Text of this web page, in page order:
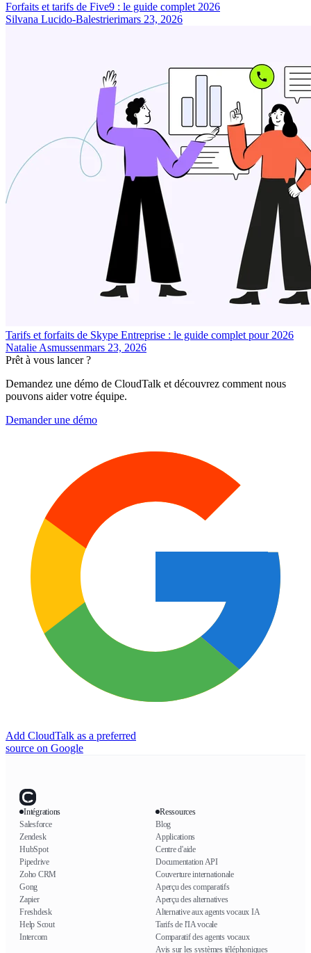
Forfaits et tarifs de Five9 : le guide complet 2026
Silvana Lucido-Balestrierimars 23, 2026
Tarifs et forfaits de Skype Entreprise : le guide complet pour 2026
Natalie Asmussenmars 23, 2026
Prêt à vous lancer ?
Demandez une démo de CloudTalk et découvrez comment nous
pouvons aider votre équipe.
Demander une démo
Add CloudTalk as a preferred
source on Google
Intégrations
Salesforce
Zendesk
HubSpot
Pipedrive
Zoho CRM
Gong
Zapier
Freshdesk
Help Scout
Intercom
Ressources
Blog
Applications
Centre d'aide
Documentation API
Couverture internationale
Aperçu des comparatifs
Aperçu des alternatives
Alternative aux agents vocaux IA
Tarifs de l'IA vocale
Comparatif des agents vocaux
Avis sur les systèmes téléphoniques